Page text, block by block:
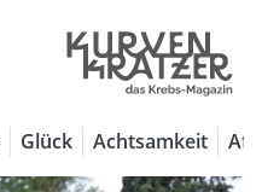
Glück Achtsamkeit